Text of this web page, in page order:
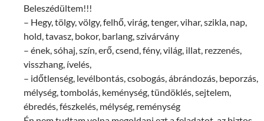
Beleszédültem!!!
– Hegy, tölgy, völgy, felhő, virág, tenger, vihar, szikla, nap,
hold, tavasz, bokor, barlang, szivárvány
– ének, sóhaj, szín, erő, csend, fény, világ, illat, rezzenés,
visszhang, ívelés,
– időtlenség, levélbontás, csobogás, ábrándozás, beporzás,
mélység, tombolás, keménység, tündöklés, sejtelem,
ébredés, fészkelés, mélység, reménység